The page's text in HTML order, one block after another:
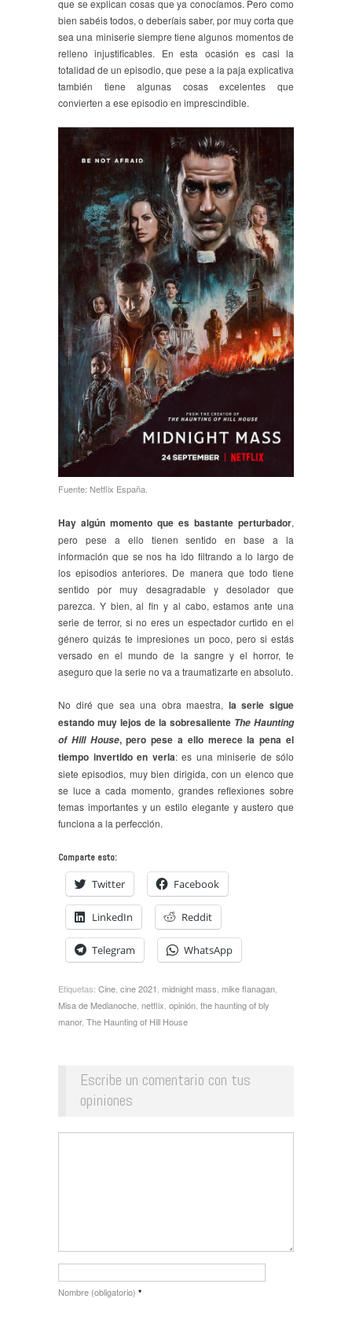
que se explican cosas que ya conocíamos. Pero como
bien sabéis todos, o deberíais saber, por muy corta que
sea una miniserie siempre tiene algunos momentos de
relleno injustificables. En esta ocasión es casi la
totalidad de un episodio, que pese a la paja explicativa
también tiene algunas cosas excelentes que
convierten a ese episodio en imprescindible.
Fuente: Netflix España.
Hay algún momento que es bastante perturbador,
pero pese a ello tienen sentido en base a la
información que se nos ha ido filtrando a lo largo de
los episodios anteriores. De manera que todo tiene
sentido por muy desagradable y desolador que
parezca. Y bien, al fin y al cabo, estamos ante una
serie de terror, si no eres un espectador curtido en el
género quizás te impresiones un poco, pero si estás
versado en el mundo de la sangre y el horror, te
aseguro que la serie no va a traumatizarte en absoluto.
No diré que sea una obra maestra, la serie sigue
estando muy lejos de la sobresaliente The Haunting
of Hill House, pero pese a ello merece la pena el
tiempo invertido en verla: es una miniserie de sólo
siete episodios, muy bien dirigida, con un elenco que
se luce a cada momento, grandes reflexiones sobre
temas importantes y un estilo elegante y austero que
funciona a la perfección.
Comparte esto:
Twitter Facebook
LinkedIn Reddit
Telegram WhatsApp
Etiquetas: Cine cine 2021 midnight mass mike flanagan
Misa de Medianoche netflix opinión the haunting of bly
manor, The Haunting of Hill House
Escribe un comentario con tus
opiniones
Nombre (obligatorio) *